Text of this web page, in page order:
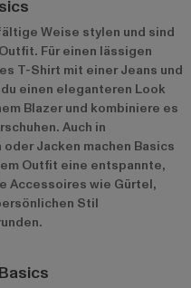
Weise stylen und sind
Für einen lässigen
T-Shirt mit einer Jeans und
einen eleganteren Look
Blazer und kombiniere es
Auch in
Jacken machen Basics
Outfit eine entspannte,
Accessoires wie Gürtel,
Stil